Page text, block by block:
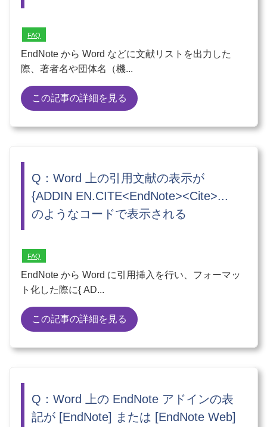
FAQ
EndNote から Word などに文献リストを出力した
際、著者名や団体名（機...
この記事の詳細を見る
Q：Word 上の引用文献の表示が
{ADDIN EN.CITE<EndNote><Cite>...
のようなコードで表示される
FAQ
EndNote から Word に引用挿入を行い、フォーマッ
ト化した際に{ AD...
この記事の詳細を見る
Q：Word 上の EndNote アドインの表
記が [EndNote] または [EndNote Web]